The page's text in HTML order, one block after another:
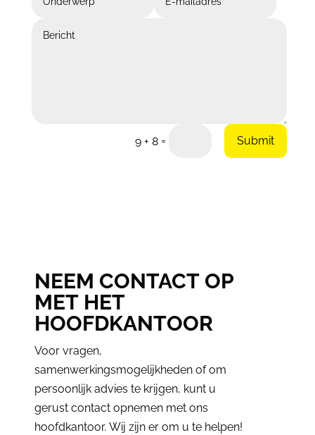
9 + 8 = Submit
NEEM CONTACT OP
MET HET
HOOFDKANTOOR
Voor vragen,
samenwerkingsmogelijkheden of om
persoonlijk advies te krijgen, kunt u
gerust contact opnemen met ons
hoofdkantoor. Wij zijn er om u te helpen!